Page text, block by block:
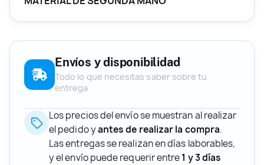
Envíos y disponibilidad
Todo lo que necesitas saber sobre tu
entrega
Los precios del envío se muestran al realizar
el pedido yantes de realizar la compra.
Las entregas se realizan en días laborables,
y el envío puede requerir entre1 y 3 días